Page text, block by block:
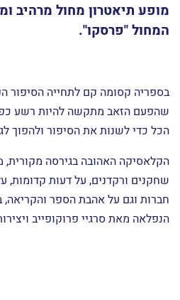
מופע תיאטרון מחול מרהיב
המחול "פרסקו".
בספריה קסומה קם לתחייה הסיפור
שהפעם הזאב מתקשה להיות רשע
הכל כדי לשנות את הסיפור ולהפוך
הקלאסיקה האהובה בגירסה
שחקנים ורקדנים, על דעות קדומות,
חברות וגם על אהבת הספר והקריאה,
הנפלאה מאת סרגיי פרוקופייב